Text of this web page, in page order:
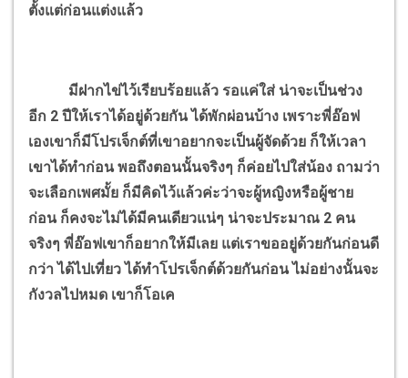
ตั้งแต่ก่อนแต่งแล้ว
มีฝากไข่ไว้เรียบร้อยแล้ว รอแค่ใส่ น่าจะเป็นช่วง
อีก 2 ปีให้เราได้อยู่ด้วยกัน ได้พักผ่อนบ้าง เพราะพี่อ๊อฟ
เองเขาก็มีโปรเจ็กต์ที่เขาอยากจะเป็นผู้จัดด้วย ก็ให้เวลา
เขาได้ทำก่อน พอถึงตอนนั้นจริงๆ ก็ค่อยไปใส่น้อง ถามว่า
จะเลือกเพศมั้ย ก็มีคิดไว้แล้วค่ะว่าจะผู้หญิงหรือผู้ชาย
ก่อน ก็คงจะไม่ได้มีคนเดียวแน่ๆ น่าจะประมาณ 2 คน
จริงๆ พี่อ๊อฟเขาก็อยากให้มีเลย แต่เราขออยู่ด้วยกันก่อนดี
กว่า ได้ไปเที่ยว ได้ทำโปรเจ็กต์ด้วยกันก่อน ไม่อย่างนั้นจะ
กังวลไปหมด เขาก็โอเค